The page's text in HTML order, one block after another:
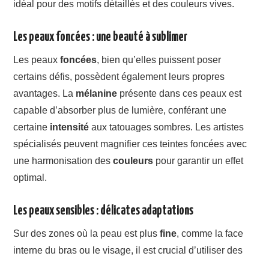
idéal pour des motifs détaillés et des couleurs vives.
Les peaux foncées : une beauté à sublimer
Les peauxfoncées, bien qu’elles puissent poser
certains défis, possèdent également leurs propres
avantages. La mélanine présente dans ces peaux est
capable d’absorber plus de lumière, conférant une
certaine intensité aux tatouages sombres. Les artistes
spécialisés peuvent magnifier ces teintes foncées avec
une harmonisation descouleurs pour garantir un effet
optimal.
Les peaux sensibles : délicates adaptations
Sur des zones où la peau est plusfine, comme la face
interne du bras ou le visage, il est crucial d’utiliser des